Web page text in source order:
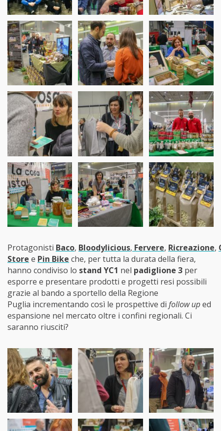
Protagonisti Baco, Bloodylicious, Fervere, Ricreazione,
Store e Pin Bike che, per tutta la durata della fiera,
hanno condiviso lo stand YC1 nel padiglione 3 per
esporre e presentare prodotti e progetti resi possibili
grazie al bando a sportello della Regione
Puglia incrementando così le prospettive di follow uped
espansione nel mercato oltre i confini regionali. Ci
saranno riusciti?